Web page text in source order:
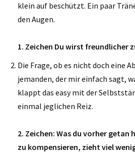
klein auf beschützt. Ein paar
den Augen.
1. Zeichen Du wirst freundlicher
Die Frage, ob es nicht doch eine
jemanden, der mir einfach sagt,
klappt das easy mit der
einmal jeglichen Reiz.
2. Zeichen: Was du vorher
zu kompensieren, zieht viel